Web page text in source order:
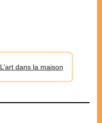
L’art dans la maison